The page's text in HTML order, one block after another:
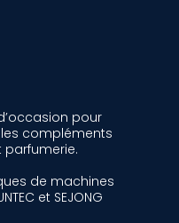
pour
compléments
de machines
et SEJONG